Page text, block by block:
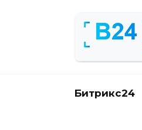
Битрикс24